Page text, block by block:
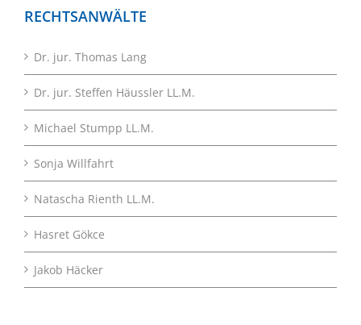
RECHTSANWÄLTE
Dr. jur. Thomas Lang
Dr. jur. Steffen Häussler LL.M.
Michael Stumpp LL.M.
Sonja Willfahrt
Natascha Rienth LL.M.
Hasret Gökce
Jakob Häcker